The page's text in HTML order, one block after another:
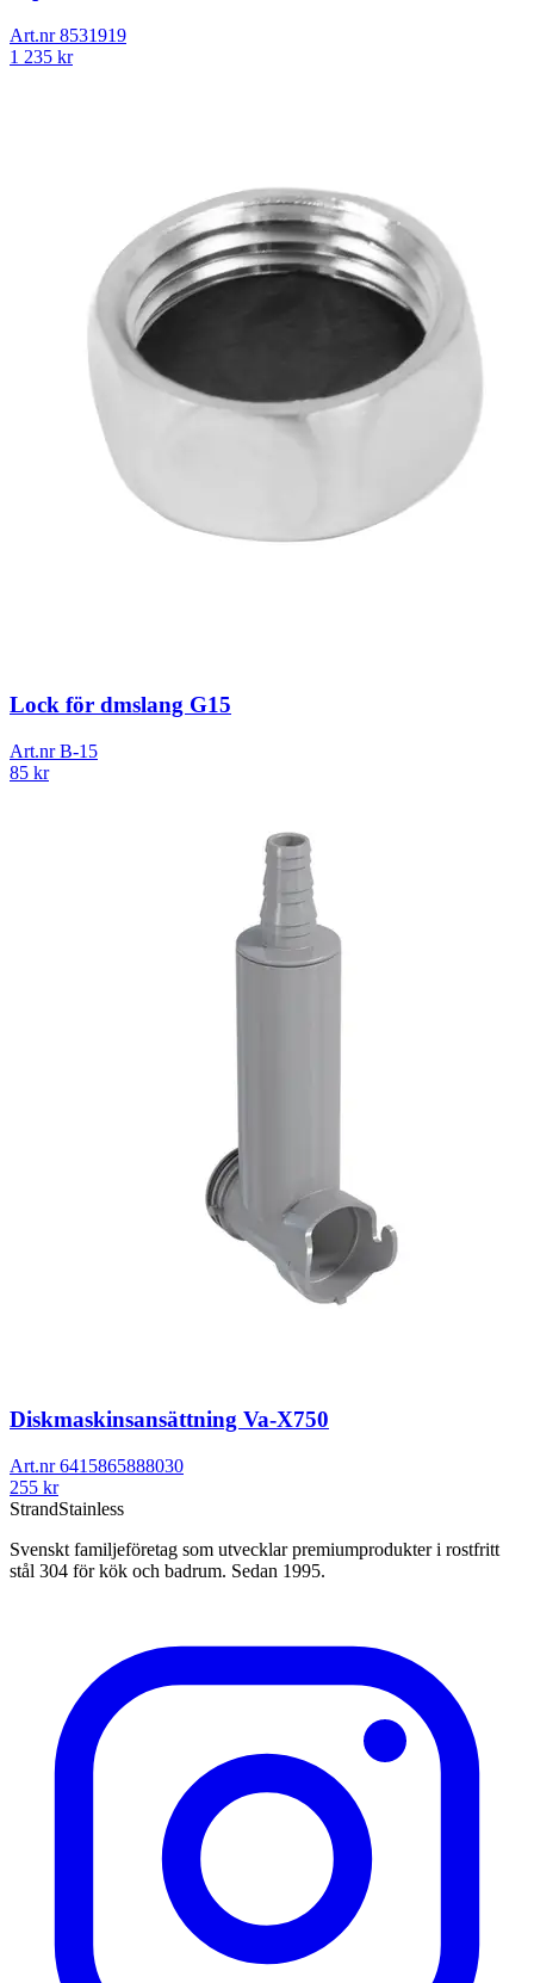
Art.nr8531919
1 235 kr
Lock för dmslang G15
Art.nrB-15
85 kr
Diskmaskinsansättning Va-X750
Art.nr6415865888030
255 kr
StrandStainless
Svenskt familjeföretag som utvecklar premiumprodukter i rostfritt
stål 304 för kök och badrum. Sedan 1995.